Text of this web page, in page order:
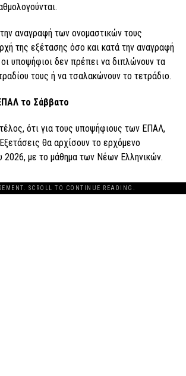
αναγραφή των ονομαστικών τους
της εξέτασης όσο και κατά την αναγραφή
υποψήφιοι δεν πρέπει να διπλώνουν τα
τους ή να τσαλακώνουν το τετράδιο.
το Σάββατο
ότι για τους υποψήφιους των ΕΠΑΛ,
θα αρχίσουν το ερχόμενο
2026, με το μάθημα των Νέων Ελληνικών.
SCROLL TO CONTINUE READING.